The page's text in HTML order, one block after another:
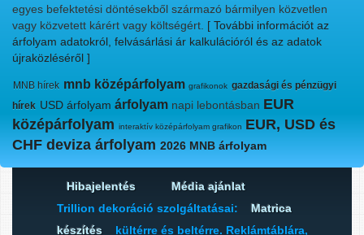
egyes befektetési döntésekből származó bármilyen közvetlen
vagy közvetett kárért vagy költségért. [ További információt az
árfolyam adatokról, felvásárlási ár kalkulációról és az adatok
újraközléséről ]
MNB hírek mnb középárfolyam grafikonok gazdasági és pénzügyi
hírek USD árfolyam árfolyam napi lebontásban EUR
középárfolyam interaktív középárfolyam grafikon EUR, USD és
CHF deviza árfolyam 2026 MNB árfolyam
Hibajelentés
Média ajánlat
Trillion dekoráció szolgáltatásai:
Matrica
készítés
kültérre és beltérre. Reklámtáblára,